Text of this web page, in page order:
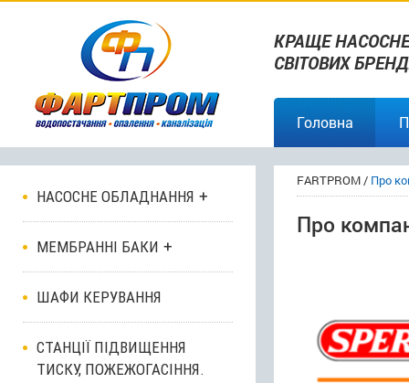
КРАЩЕ
СВІТОВИХ
Головна
НАСОСНЕ ОБЛАДНАННЯ
МЕМБРАННІ БАКИ
ШАФИ КЕРУВАННЯ
СТАНЦІЇ ПІДВИЩЕННЯ
ТИСКУ, ПОЖЕЖОГАСІННЯ.
FARTPROM/ Про
Про